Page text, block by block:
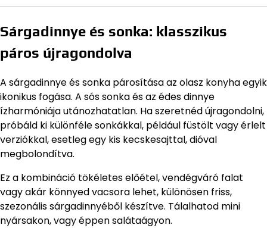
Sárgadinnye és sonka: klasszikus
páros újragondolva
A sárgadinnye és sonka párosítása az olasz konyha egyik
ikonikus fogása. A sós sonka és az édes dinnye
ízharmóniája utánozhatatlan. Ha szeretnéd újragondolni,
próbáld ki különféle sonkákkal, például füstölt vagy érlelt
verziókkal, esetleg egy kis kecskesajttal, dióval
megbolondítva.
Ez a kombináció tökéletes előétel, vendégváró falat
vagy akár könnyed vacsora lehet, különösen friss,
szezonális sárgadinnyéből készítve. Tálalhatod mini
nyársakon, vagy éppen salátaágyon.